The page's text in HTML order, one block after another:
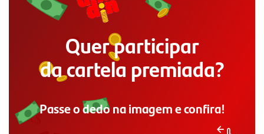
Legal, né?
Contrate agora e
aumente as suas
chances de ganhar!